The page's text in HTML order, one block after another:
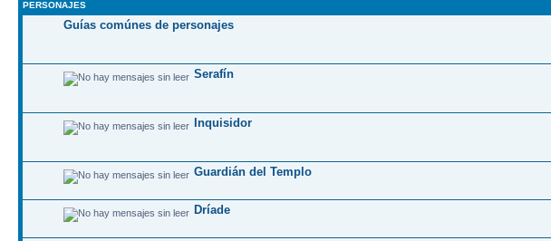
PERSONAJES
Guías comúnes de personajes
Serafín
Inquisidor
Guardián del Templo
Dríade